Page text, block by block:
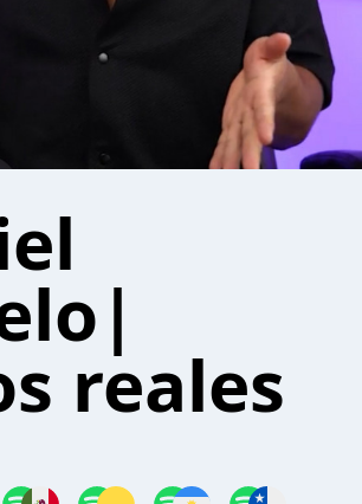
reales